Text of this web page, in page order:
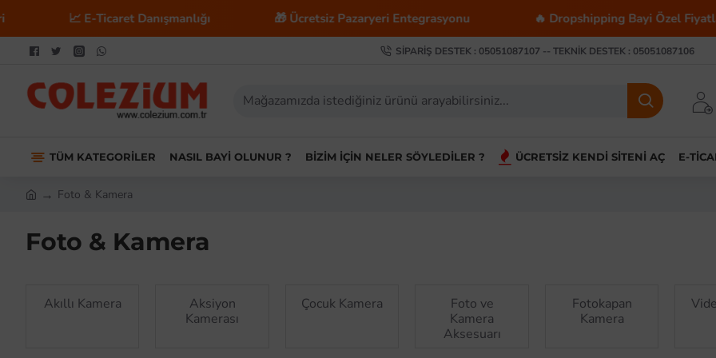
📈 E-Ticaret Danışmanlığı 🎁 Ücretsiz Pazaryeri Entegrasyonu 🔥 Dropshipping Bayi Özel Fiyatları
SIPARIŞ DESTEK : 05051087107 -- TEKNIK DESTEK : 05051087106
TÜM KATEGORILER NASIL BAYI OLUNUR ? BIZIM İÇIN NELER SÖYLEDILER ? ÜCRETSIZ KENDI SITENI AÇ E-
Foto & Kamera
Foto & Kamera
Akıllı Kamera
Aksiyon
Kamerası
Çocuk Kamera
Foto ve
Kamera
Aksesuarı
Fotokapan
Kamera